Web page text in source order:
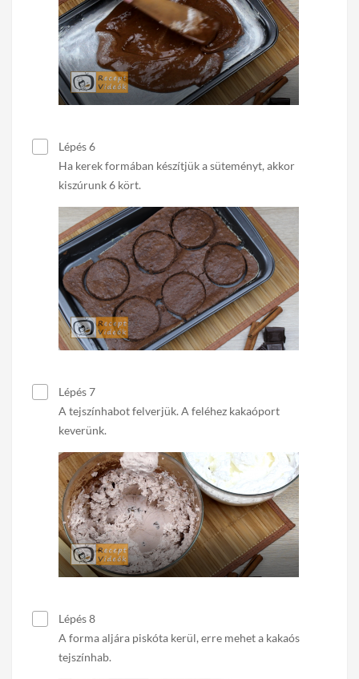
Lépés 6
Ha kerek formában készítjük a süteményt, akkor
kiszúrunk 6 kört.
Lépés 7
A tejszínhabot felverjük. A feléhez kakaóport
keverünk.
Lépés 8
A forma aljára piskóta kerül, erre mehet a kakaós
tejszínhab.